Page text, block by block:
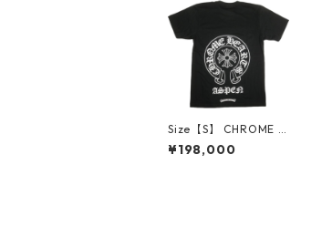
Size【S】 CHROME H
EARTS クロム・ハーツ
ASPEN EXCLUSIVE H
¥198,000